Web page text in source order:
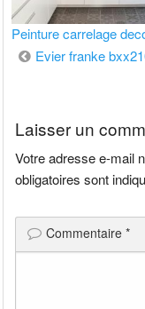
Peinture carrelage
Navigation
Evier franke
Laisser un
Votre adresse e-mail
obligatoires sont
Commentaire*